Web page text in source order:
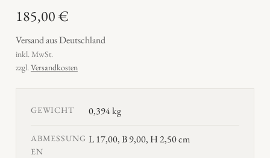
185,00€
Versand aus Deutschland
inkl. MwSt.
zzgl.Versandkosten
GEWICHT 0,394 kg
ABMESSUNG
EN
L 17,00, B 9,00, H 2,50 cm